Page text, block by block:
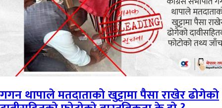
गगन थापाले मतदाताको खुट्टामा पैसा राखेर ढोगेको